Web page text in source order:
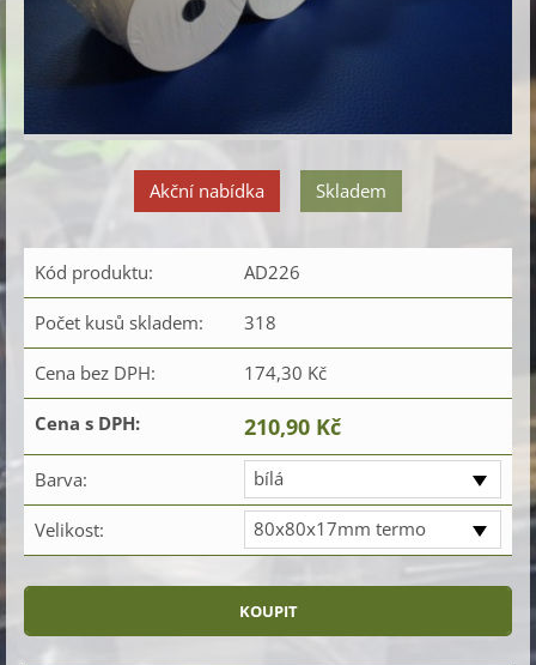
Akční nabídka Skladem
Kód produktu: AD226
Počet kusů skladem: 318
Cena bez DPH: 174,30 Kč
Cena s DPH: 210,90 Kč
Barva: bílá
Velikost: 80x80x17mm termo